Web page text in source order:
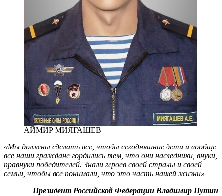
АЙМИР МИЯГАШЕВ
«Мы должны сделать все, чтобы сегодняшние дети и вообще
все наши граждане гордились тем, что они наследники, внуки,
правнуки победителей. Знали героев своей страны и своей
семьи, чтобы все понимали, что это часть нашей жизни»
Президент Российской Федерации Владимир Путин